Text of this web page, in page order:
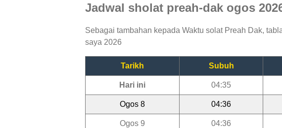
Jadwal sholat preah-dak ogos
Sebagai tambahan kepada Waktu solat Preah Dak,
saya 2026
Tarikh Subuh
Hari ini 04:35
Ogos 8 04:36
Ogos 9 04:36